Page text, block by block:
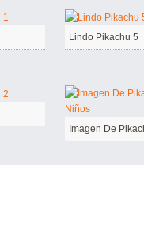
Lindo Pikachu 5